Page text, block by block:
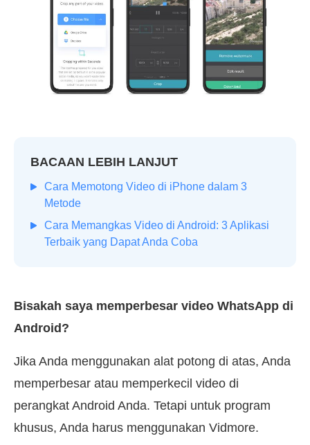
BACAAN LEBIH LANJUT
Cara Memotong Video di iPhone dalam 3
Metode
Cara Memangkas Video di Android: 3 Aplikasi
Terbaik yang Dapat Anda Coba
Bisakah saya memperbesar video WhatsApp di
Android?
Jika Anda menggunakan alat potong di atas, Anda
memperbesar atau memperkecil video di
perangkat Android Anda. Tetapi untuk program
khusus, Anda harus menggunakan Vidmore.